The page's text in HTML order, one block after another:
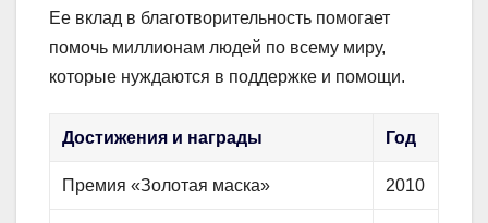
Ее вклад в благотворительность помогает
помочь миллионам людей по всему миру,
которые нуждаются в поддержке и помощи.
Достижения и награды Год
Премия «Золотая маска» 2010